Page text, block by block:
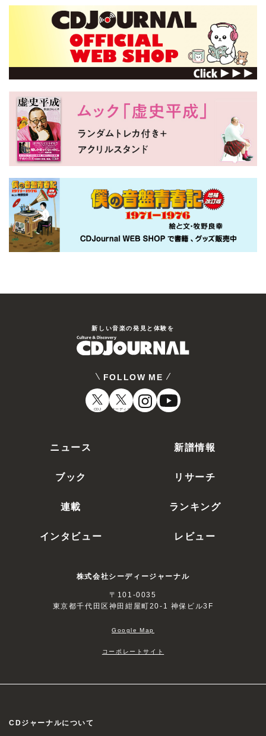
新しい⾳楽の発⾒と体験を
FOLLOW ME
CDJ オーディオ
ニュース 新譜情報
ブック リサーチ
連載 ランキング
インタビュー レビュー
株式会社シーディージャーナル
〒101-0035
東京都千代田区神田紺屋町20-1 神保ビル3F
Google Map
コーポレートサイト
CDジャーナルについて